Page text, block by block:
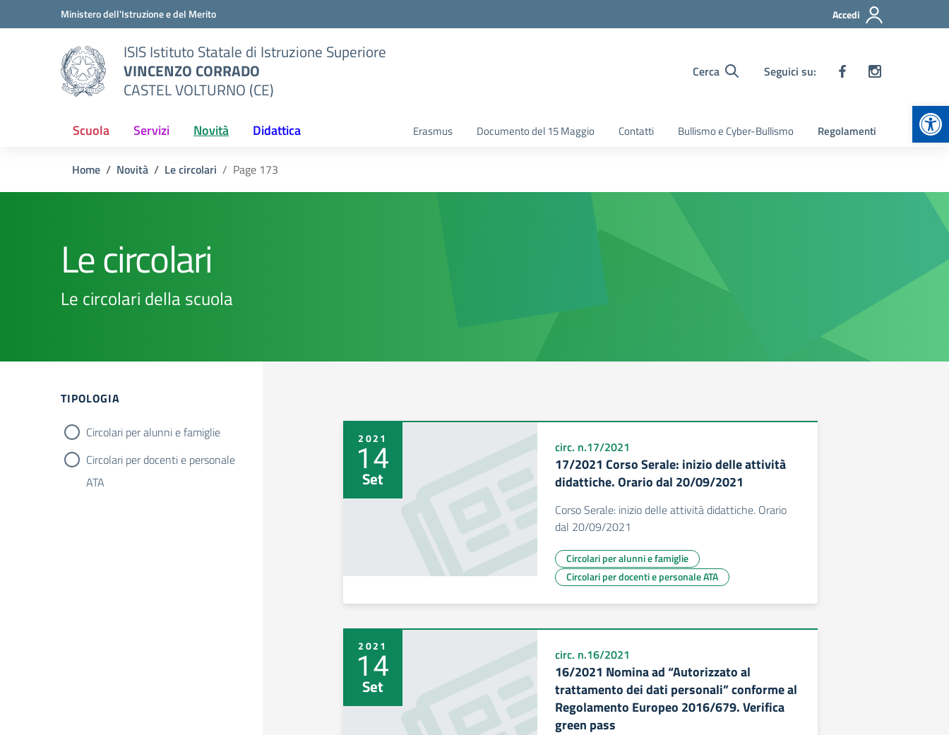
Vai ai contenuti
Vai al menu di navigazioneMinistero dell'Istruzione e del Merito Accedi
ISIS Istituto Statale di Istruzione Superiore
VINCENZO CORRADO
CASTEL VOLTURNO (CE)
Cerca Seguici su:
Scuola Servizi Novità Didattica Erasmus Documento del 15 Maggio Contatti Bullismo e Cyber-Bullismo Regolamenti
Home Novità Le circolari Page 173
Le circolari
Le circolari della scuola
Filtri
TIPOLOGIA
Circolari per alunni e famiglie
Circolari per docenti e personale
ATA
2021
14
Set
circ. n.17/2021
17/2021 Corso Serale: inizio delle attività
didattiche. Orario dal 20/09/2021
Corso Serale: inizio delle attività didattiche. Orario
dal 20/09/2021
Circolari per alunni e famiglie
Circolari per docenti e personale ATA
2021
14
Set
circ. n.16/2021
16/2021 Nomina ad “Autorizzato al
trattamento dei dati personali” conforme al
Regolamento Europeo 2016/679. Verifica
green pass